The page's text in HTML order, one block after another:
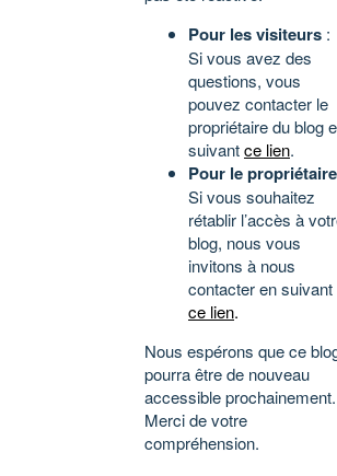
Pour les visiteurs :
Si vous avez des
questions, vous
pouvez contacter le
propriétaire du blog
suivantce lien.
Pour le propriétaire
Si vous souhaitez
rétablir l’accès à
blog, nous vous
invitons à nous
contacter en suivant
ce lien.
Nous espérons que ce
pourra être de nouveau
accessible prochainement.
Merci de votre
compréhension.